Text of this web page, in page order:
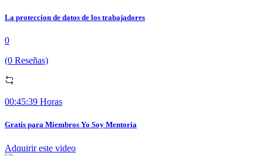
La proteccion de datos de los trabajadores
0
(0 Reseñas)
00:45:39 Horas
Gratis para Miembros Yo Soy Mentoria
Adquirir este video